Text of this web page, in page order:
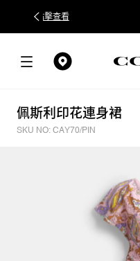
COACH會
佩斯利印花連身裙
SKU NO: CAY70/PIN